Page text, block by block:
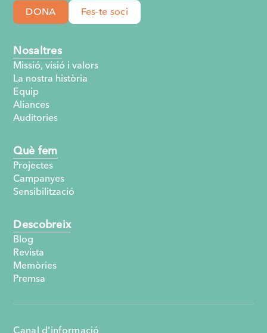
Nosaltres
Missió, visió i valors
La nostra història
Equip
Aliances
Auditories
Què fem
Projectes
Campanyes
Sensibilització
Descobreix
Blog
Revista
Memòries
Premsa
DONA Fes-te soci
Canal d'informació